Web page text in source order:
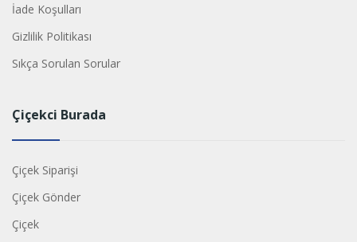
İade Koşulları
Gizlilik Politikası
Sıkça Sorulan Sorular
Çiçekci Burada
Çiçek Siparişi
Çiçek Gönder
Çiçek